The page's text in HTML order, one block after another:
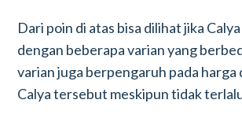
Dari poin di atas bisa dilihat jika
dengan beberapa varian yang
varian juga berpengaruh pada harga
Calya tersebut meskipun tidak